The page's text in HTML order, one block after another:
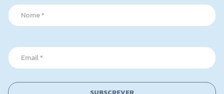
a
m
m
a
i
*
N
a
m
*
E
m
a
l